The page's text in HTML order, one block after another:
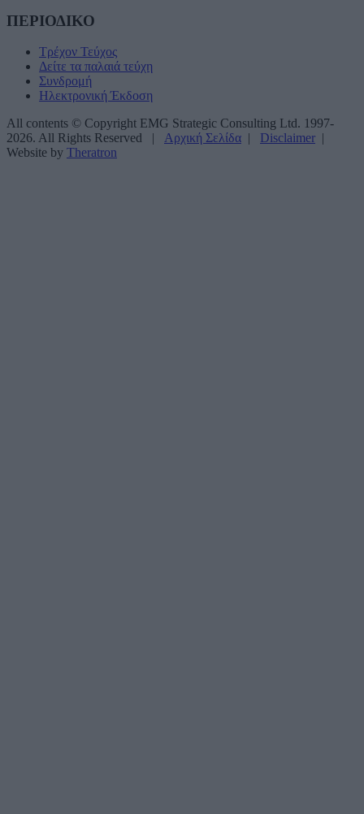
ΠΕΡΙΟΔΙΚΟ
Τρέχον Τεύχος
Δείτε τα παλαιά τεύχη
Συνδρομή
Ηλεκτρονική Έκδοση
All contents © Copyright EMG Strategic Consulting Ltd. 1997-
2026. All Rights Reserved | Αρχική Σελίδα | Disclaimer |
Website by Theratron